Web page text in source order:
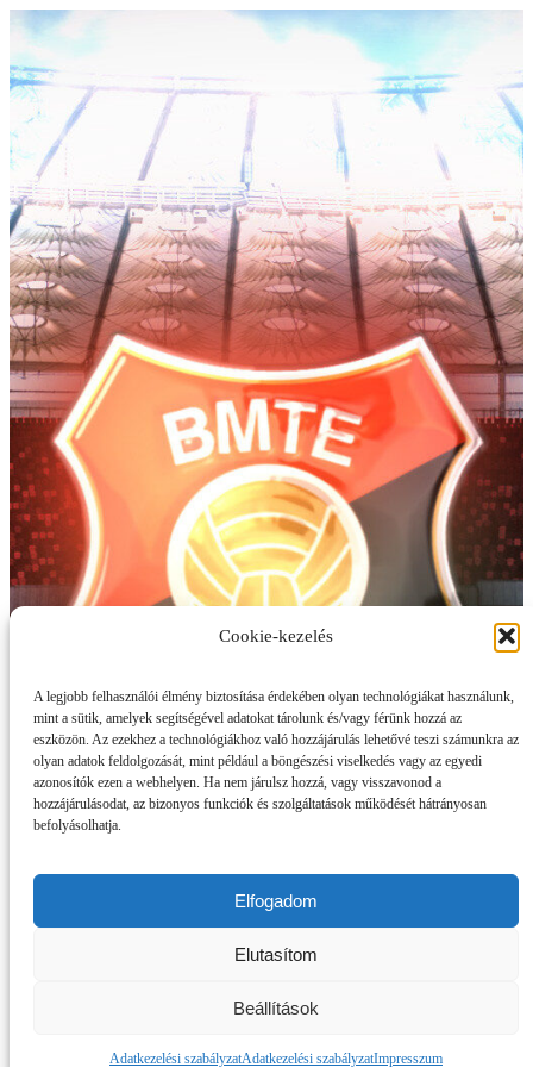
Cookie-kezelés
A legjobb felhasználói élmény biztosítása érdekében olyan technológiákat használunk,
mint a sütik, amelyek segítségével adatokat tárolunk és/vagy férünk hozzá az
eszközön. Az ezekhez a technológiákhoz való hozzájárulás lehetővé teszi számunkra az
olyan adatok feldolgozását, mint például a böngészési viselkedés vagy az egyedi
azonosítók ezen a webhelyen. Ha nem járulsz hozzá, vagy visszavonod a
hozzájárulásodat, az bizonyos funkciók és szolgáltatások működését hátrányosan
befolyásolhatja.
Elfogadom
Elutasítom
Beállítások
Adatkezelési szabályzatAdatkezelési szabályzatImpresszum